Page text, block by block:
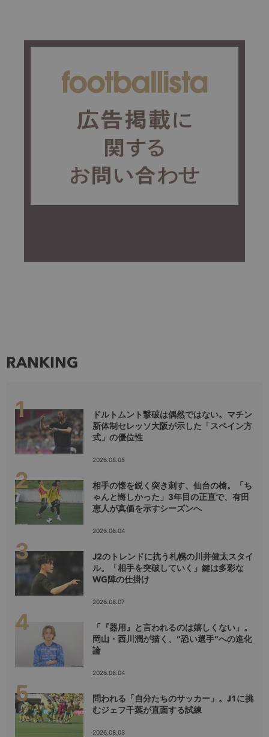
RANKING
ドルトムント撃破は偶然ではない。マチン
新体制セレッソ大阪が示した「スペイン方
式」の優位性
2026.08.05
相手の懐を鋭く突き刺す、仙台の槍。「ち
ゃんと悔しかった」3年目の正直で、有田
恵人が真価を示すシーズンへ
2026.08.04
J2のトレンドに抗う札幌の川井健太スタイ
ル。「相手を突破していく」鍵は多彩な
WG陣の仕掛け
2026.08.07
「『器用』と言われるのは嬉しくない」。
岡山・西川潤が描く、”恐い選手”への進化
論
2026.08.04
問われる「自分たちのサッカー」。J1に挑
むジェフ千葉が直面する試練
2026.08.03